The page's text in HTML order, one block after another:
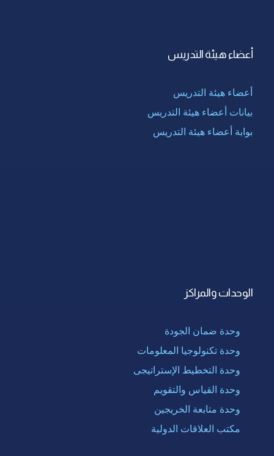
أعضاء هيئة التدريس
أعضاء هيئة التدريس
بيانات أعضاء هيئة التدريس
بوابة أعضاء هيئة التدريس
الوحدات والمراكز
وحدة ضمان الجودة
وحدة تكنولوجيا المعلومات
وحدة التخطيط الإستراتيجى
وحدة القياس والتقويم
وحدة متابعة الخريجين
مكتب العلاقات الدولية